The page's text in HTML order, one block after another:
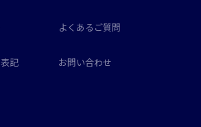
よくあるご質問
記 お問い合わせ